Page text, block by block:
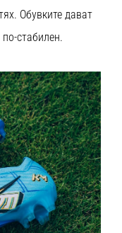
Обувките дават
стабилен.